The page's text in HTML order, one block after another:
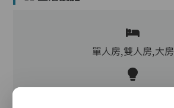
單人房,雙人房,大房